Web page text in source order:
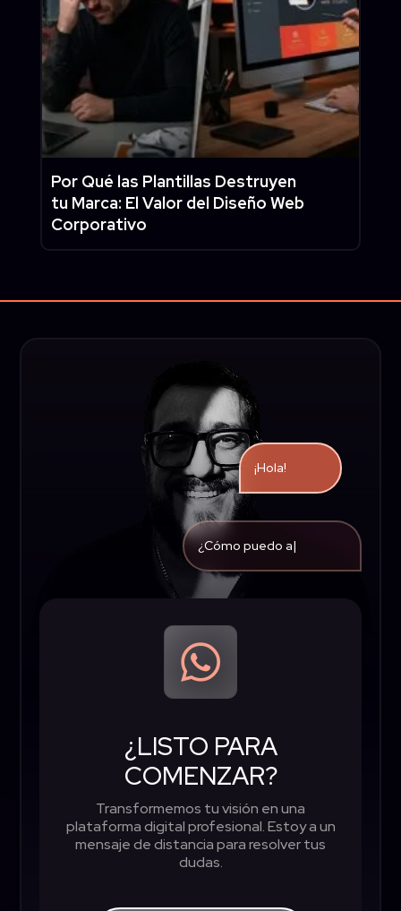
Por Qué las Plantillas Destruyen
tu Marca: El Valor del Diseño Web
Corporativo
¡Hola!
¿Cómo p|

¿LISTO PARA
COMENZAR?
Transformemos tu visión en una
plataforma digital profesional. Estoy a un
mensaje de distancia para resolver tus
dudas.